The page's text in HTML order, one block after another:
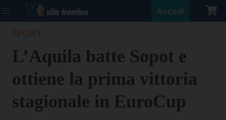
Accedi
L’Aquila batte Sopot e
ottiene la prima vittoria
stagionale in EuroCup